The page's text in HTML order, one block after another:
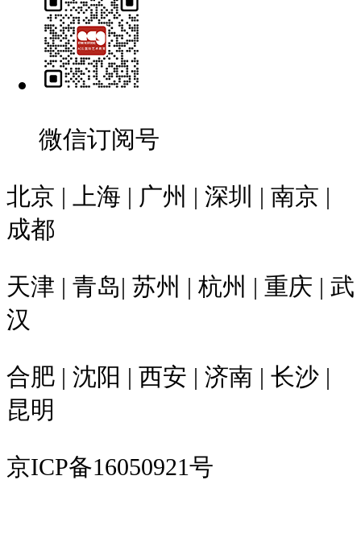
微信订阅号
北京 | 上海 | 广州 | 深圳 | 南京 |
成都
天津 | 青岛| 苏州 | 杭州 | 重庆 | 武
汉
合肥 | 沈阳 | 西安 | 济南 | 长沙 |
昆明
京ICP备16050921号